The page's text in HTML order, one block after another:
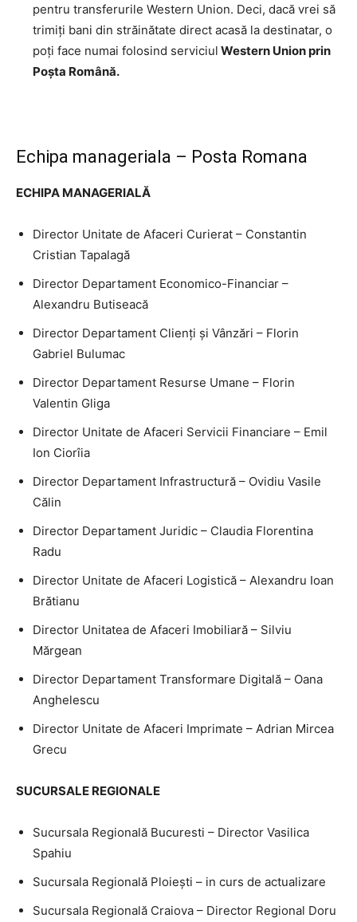
pentru transferurile Western Union. Deci, dacă vrei să
trimiţi bani din străinătate direct acasă la destinatar, o
poţi face numai folosind serviciul Western Union prin
Poşta Română.
Echipa manageriala – Posta Romana
ECHIPA MANAGERIALĂ
Director Unitate de Afaceri Curierat – Constantin
Cristian Tapalagă
Director Departament Economico-Financiar –
Alexandru Butiseacă
Director Departament Clienți și Vânzări – Florin
Gabriel Bulumac
Director Departament Resurse Umane – Florin
Valentin Gliga
Director Unitate de Afaceri Servicii Financiare – Emil
Ion Ciorîia
Director Departament Infrastructură – Ovidiu Vasile
Călin
Director Departament Juridic – Claudia Florentina
Radu
Director Unitate de Afaceri Logistică – Alexandru Ioan
Brătianu
Director Unitatea de Afaceri Imobiliară – Silviu
Mărgean
Director Departament Transformare Digitală – Oana
Anghelescu
Director Unitate de Afaceri Imprimate – Adrian Mircea
Grecu
SUCURSALE REGIONALE
Sucursala Regională Bucuresti – Director Vasilica
Spahiu
Sucursala Regională Ploieşti – in curs de actualizare
Sucursala Regională Craiova – Director Regional Doru